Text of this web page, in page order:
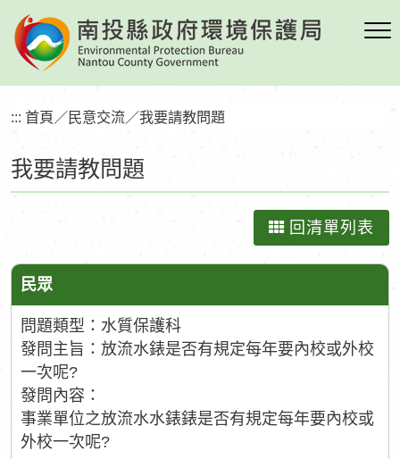
到
要
區
塊我要請教問題
::: 首頁 ／民意交流／我要請教問題
回清單列表
民眾
問題類型：水質保護科
發問主旨：放流水錶是否有規定每年要內校或外校
一次呢?
發問內容：
事業單位之放流水水錶錶是否有規定每年要內校或
外校一次呢?